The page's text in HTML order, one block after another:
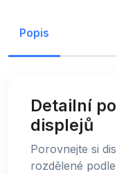
Popis
Detailní
displejů
Porovnejte si
rozdělené